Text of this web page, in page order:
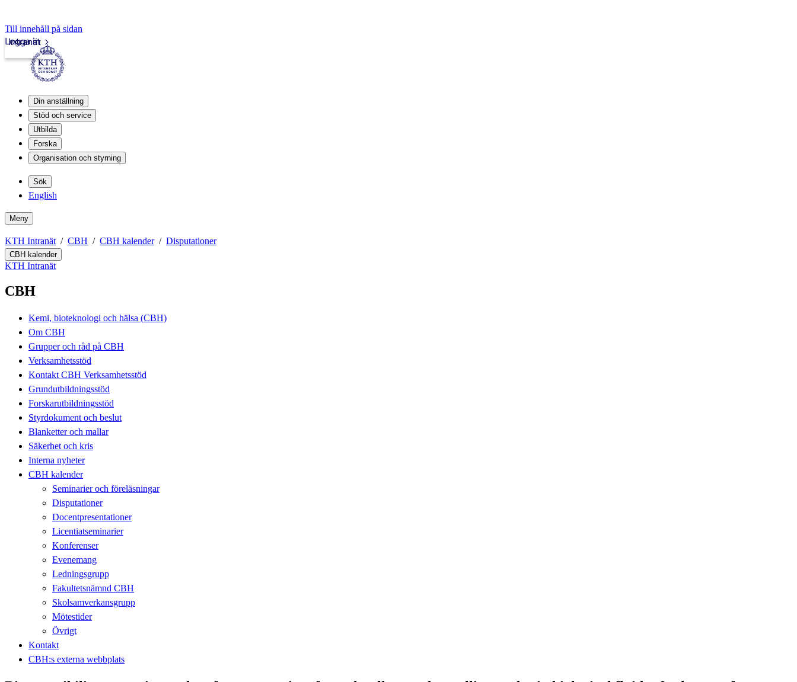
Till innehåll på sidan
Intranät
Logga in
Din anställning
Stöd och service
Utbilda
Forska
Organisation och styrning
Sök
English
Meny
KTH Intranät CBH CBH kalender Disputationer
CBH kalender
KTH Intranät
CBH
Kemi, bioteknologi och hälsa (CBH)
Om CBH
Grupper och råd på CBH
Verksamhetsstöd
Kontakt CBH Verksamhetsstöd
Grundutbildningsstöd
Forskarutbildningsstöd
Styrdokument och beslut
Blanketter och mallar
Säkerhet och kris
Interna nyheter
CBH kalender
Seminarier och föreläsningar
Disputationer
Docentpresentationer
Licentiatseminarier
Konferenser
Evenemang
Ledningsgrupp
Fakultetsnämnd CBH
Skolsamverkansgrupp
Mötestider
Övrigt
Kontakt
CBH:s externa webbplats